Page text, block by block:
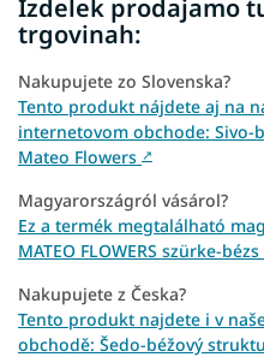
Izdelek prodajamo
trgovinah:
Nakupujete zo Slovenska?
Tento produkt nájdete aj na
internetovom obchode: Sivo-
Mateo Flowers ↗
Magyarországról vásárol?
Ez a termék megtalálható
MATEO FLOWERS szürke-
Nakupujete z Česka?
Tento produkt najdete i v
obchodě: Šedo-béžový